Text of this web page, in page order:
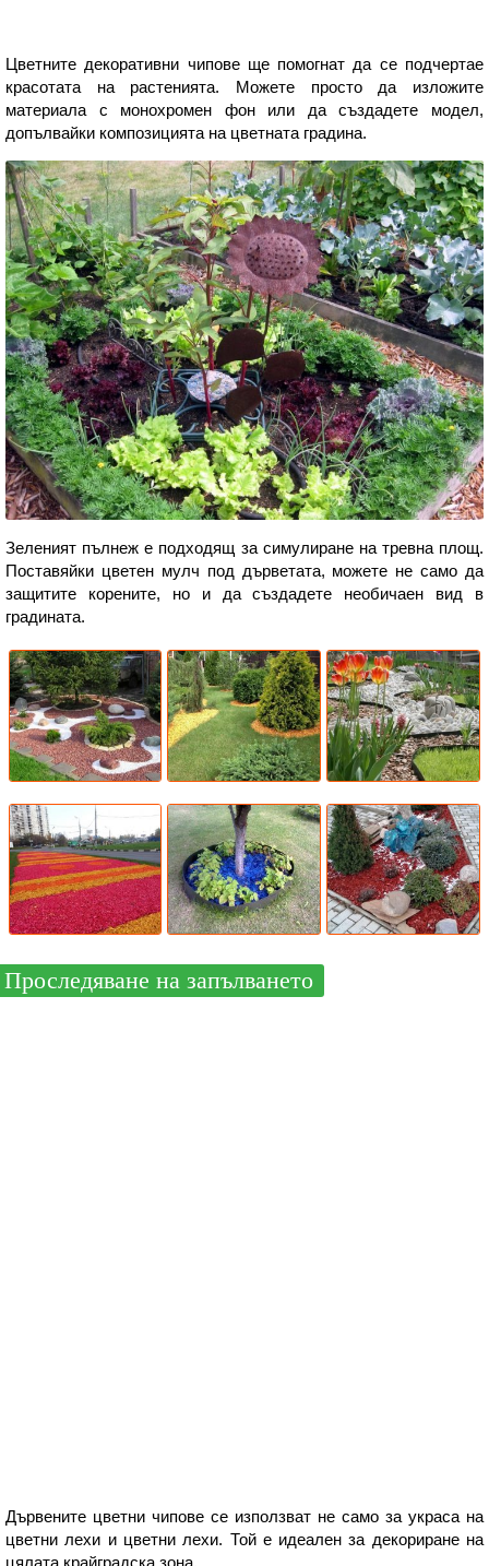
Цветните декоративни чипове ще помогнат да се подчертае
красотата на растенията. Можете просто да изложите
материала с монохромен фон или да създадете модел,
допълвайки композицията на цветната градина.
Зеленият пълнеж е подходящ за симулиране на тревна площ.
Поставяйки цветен мулч под дърветата, можете не само да
защитите корените, но и да създадете необичаен вид в
градината.
Проследяване на запълването
Дървените цветни чипове се използват не само за украса на
цветни лехи и цветни лехи. Той е идеален за декориране на